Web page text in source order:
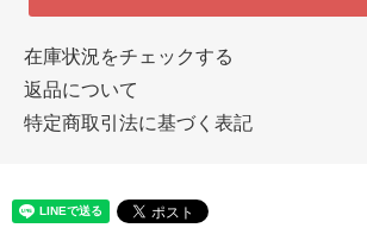
在庫状況をチェックする
返品について
特定商取引法に基づく表記